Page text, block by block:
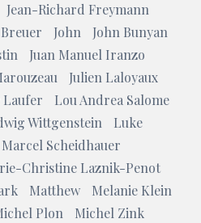
Jean-Richard Freymann
John
John Bunyan
Juan Manuel Iranzo
Julien Laloyaux
Laufer
Lou Andrea Salome
Wittgenstein
Luke
Marcel Scheidhauer
Christine Laznik-Penot
Matthew
Melanie Klein
Plon
Michel Zink